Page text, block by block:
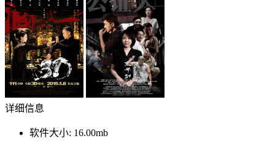
详细信息
软件大小: 16.00mb